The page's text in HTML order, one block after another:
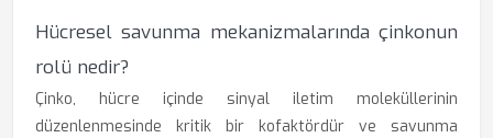
Hücresel savunma mekanizmalarında çinkonun
rolü nedir?
Çinko, hücre içinde sinyal iletim moleküllerinin
düzenlenmesinde kritik bir kofaktördür ve savunma